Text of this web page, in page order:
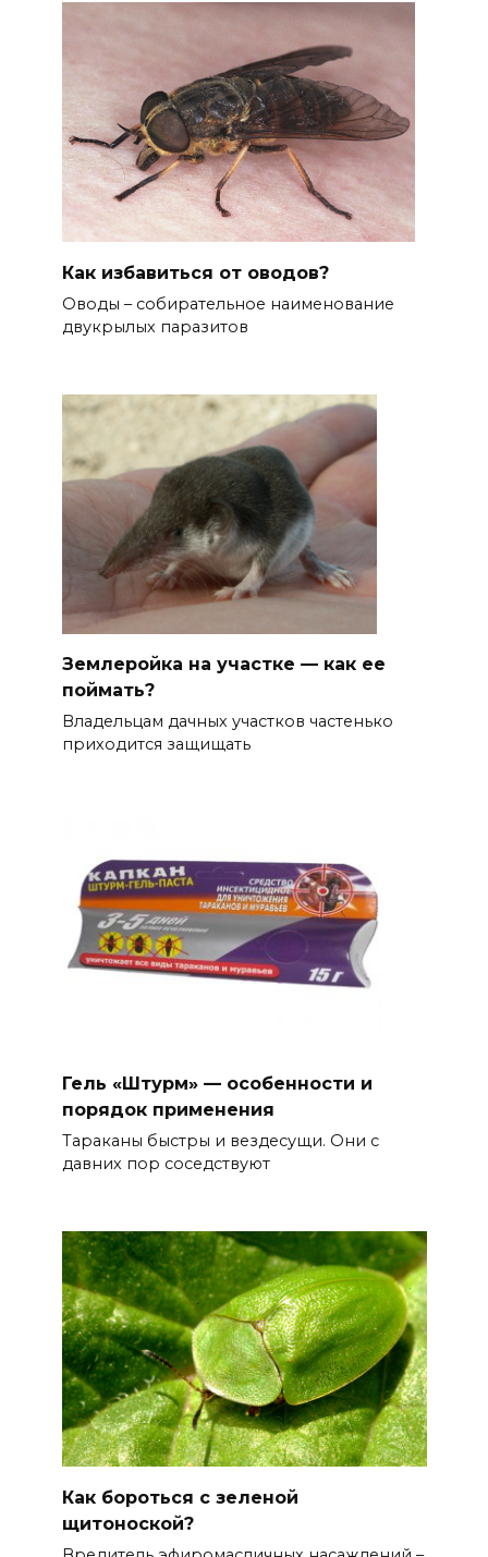
Как избавиться от оводов?
Оводы – собирательное наименование
двукрылых паразитов
Землеройка на участке — как ее
поймать?
Владельцам дачных участков частенько
приходится защищать
Гель «Штурм» — особенности и
порядок применения
Тараканы быстры и вездесущи. Они с
давних пор соседствуют
Как бороться с зеленой
щитоноской?